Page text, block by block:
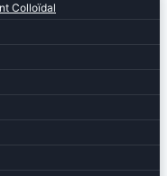
Colloïdal